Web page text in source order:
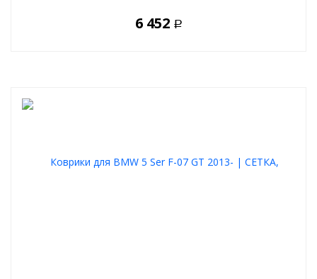
6 452 Р